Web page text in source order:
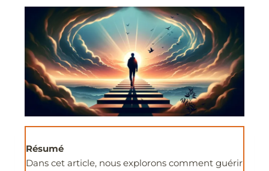
Résumé
Dans cet article, nous explorons comment guérir